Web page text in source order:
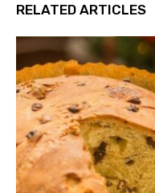
RELATED ARTICLES